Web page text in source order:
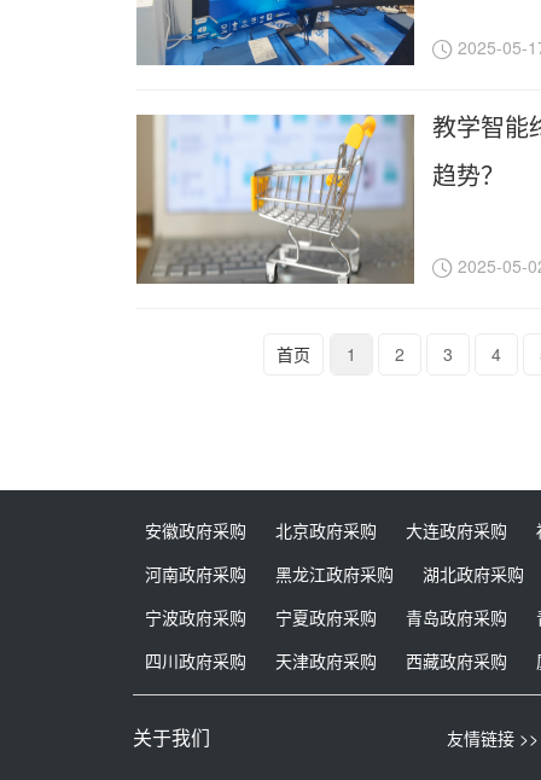
2025-05-
教学智能
趋势？
2025-05-
1 2 3 4
首页
安徽政府采购 北京政府采购 大连政府采购
河南政府采购
黑龙江政府采购
湖北政府采购
宁波政府采购
宁夏政府采购 青岛政府采购
四川政府采购
天津政府采购 西藏政府采购
关于我们 友情链接 >>